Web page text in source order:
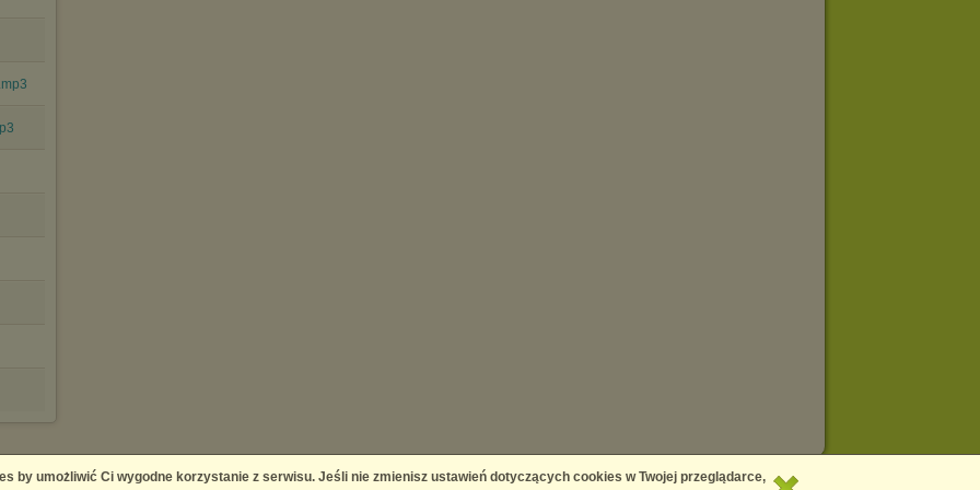
Copyright © 2026 Chomikuj.pl
by umożliwić Ci wygodne korzystanie z serwisu. Jeśli nie zmienisz ustawień dotyczących cookies w Twojej przeglądarce,